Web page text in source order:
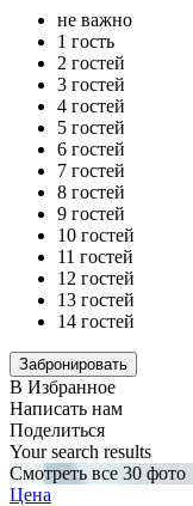
не важно
1 гость
2 гостей
3 гостей
4 гостей
5 гостей
6 гостей
7 гостей
8 гостей
9 гостей
10 гостей
11 гостей
12 гостей
13 гостей
14 гостей
В Избранное
Написать нам
Поделиться
Your search results
Смотреть все 30 фото
Цена